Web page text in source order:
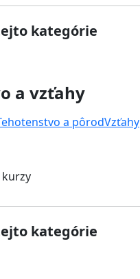
kategórie
a vzťahy
a pôrodVzťahy
kategórie